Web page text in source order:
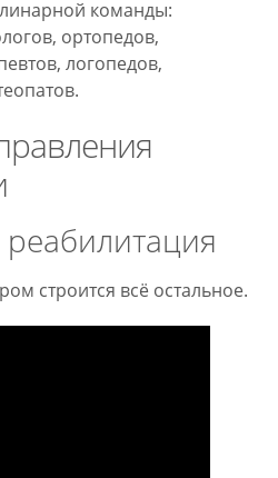
команды:
ортопедов,
логопедов,
строится всё остальное.